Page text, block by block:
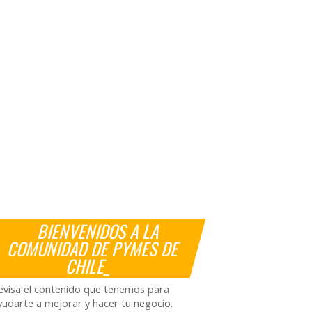
BIENVENIDOS A LA
COMUNIDAD DE PYMES DE
CHILE_
el contenido que tenemos para
a mejorar y hacer tu negocio.